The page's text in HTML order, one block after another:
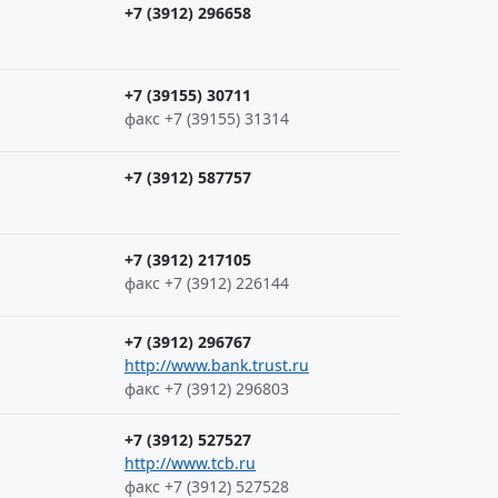
+7 (3912) 296658
+7 (39155) 30711
факс +7 (39155) 31314
+7 (3912) 587757
+7 (3912) 217105
факс +7 (3912) 226144
+7 (3912) 296767
http://www.bank.trust.ru
факс +7 (3912) 296803
+7 (3912) 527527
http://www.tcb.ru
факс +7 (3912) 527528